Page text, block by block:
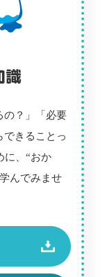
の？」「必要
できることっ
に、“おか
んでみませ